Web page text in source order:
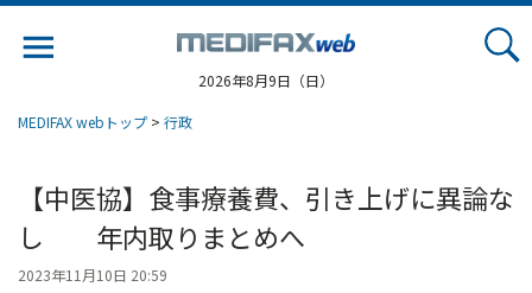
2026年8月9日（日）
MEDIFAX webトップ > 行政
【中医協】食事療養費、引き上げに異論な
し 年内取りまとめへ
2023年11月10日 20:59